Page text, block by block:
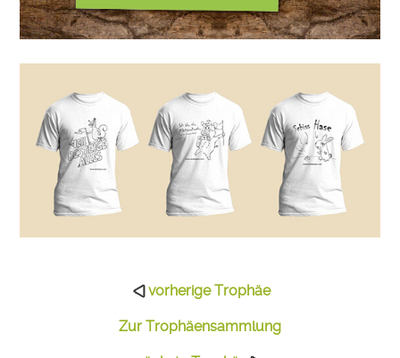
vorherige Trophäe
Zur Trophäensammlung